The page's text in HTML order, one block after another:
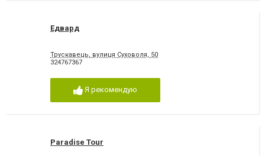
Едвард
Трускавець, вулиця Суховоля, 50
324767367
Я рекомендую
Paradise Tour